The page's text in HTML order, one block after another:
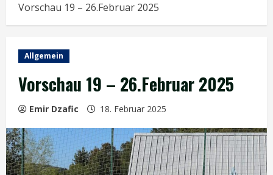
Vorschau 19 – 26.Februar 2025
Allgemein
Vorschau 19 – 26.Februar 2025
Emir Dzafic 18. Februar 2025